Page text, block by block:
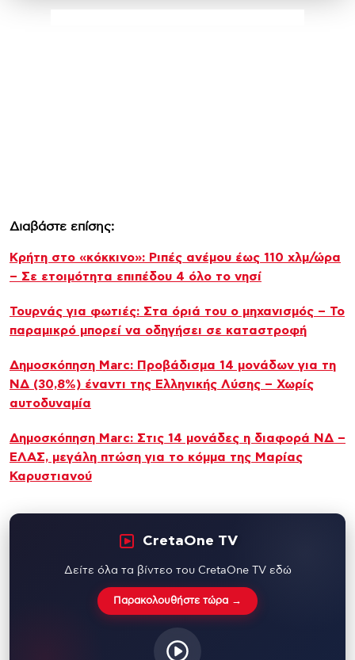
Διαβάστε επίσης:
Κρήτη στο «κόκκινο»: Ριπές ανέμου έως 110 χλμ/ώρα
– Σε ετοιμότητα επιπέδου 4 όλο το νησί
Τουρνάς για φωτιές: Στα όριά του ο μηχανισμός – Το
παραμικρό μπορεί να οδηγήσει σε καταστροφή
Δημοσκόπηση Marc: Προβάδισμα 14 μονάδων για τη
ΝΔ (30,8%) έναντι της Ελληνικής Λύσης – Χωρίς
αυτοδυναμία
Δημοσκόπηση Marc: Στις 14 μονάδες η διαφορά ΝΔ –
ΕΛΑΣ, μεγάλη πτώση για το κόμμα της Μαρίας
Καρυστιανού
CretaOne TV
Δείτε όλα τα βίντεο του CretaOne TV εδώ
Παρακολουθήστε τώρα →